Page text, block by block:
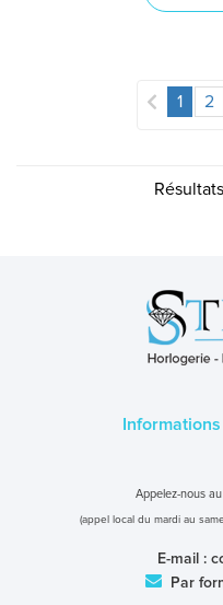
1 2
Appelez-nous au
(appel local du mardi au
E-mail :
Par